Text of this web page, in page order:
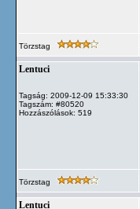
Törzstag
Lentuci
Tagság: 2009-12-09 15:33:30
Tagszám: #80520
Hozzászólások: 519
Törzstag
Lentuci